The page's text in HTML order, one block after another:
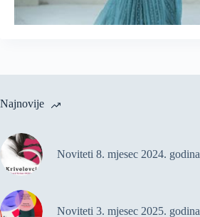
Najnovije
Noviteti 8. mjesec 2024. godina
Noviteti 3. mjesec 2025. godina